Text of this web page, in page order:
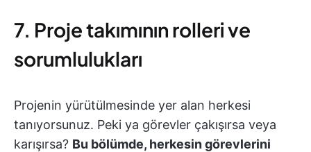
7. Proje takımının rolleri ve
sorumlulukları
Projenin yürütülmesinde yer alan herkesi
tanıyorsunuz. Peki ya görevler çakışırsa veya
karışırsa? Bu bölümde, herkesin görevlerini